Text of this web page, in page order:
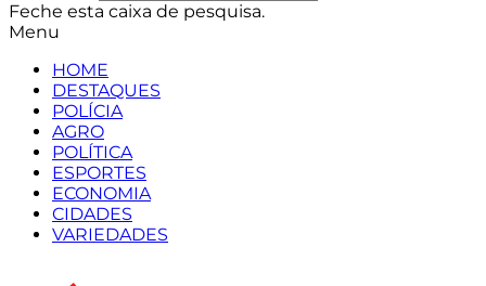
Feche esta caixa de pesquisa.
Menu
HOME
DESTAQUES
POLÍCIA
AGRO
POLÍTICA
ESPORTES
ECONOMIA
CIDADES
VARIEDADES